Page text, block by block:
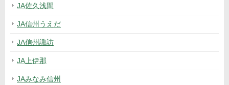
JA佐久浅間
JA信州うえだ
JA信州諏訪
JA上伊那
JAみなみ信州